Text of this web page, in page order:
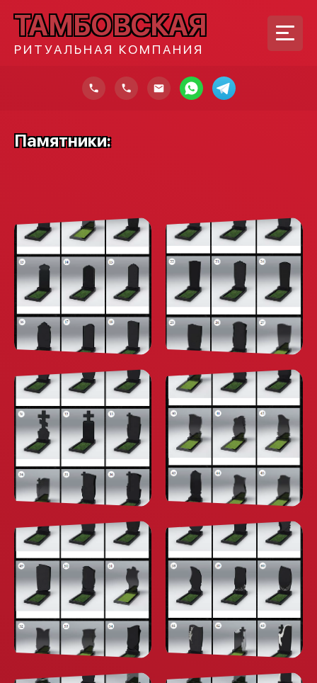
ТАМБОВСКАЯ
РИТУАЛЬНАЯ КОМПАНИЯ
Памятники: